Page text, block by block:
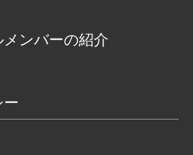
ンバーの紹介
ー